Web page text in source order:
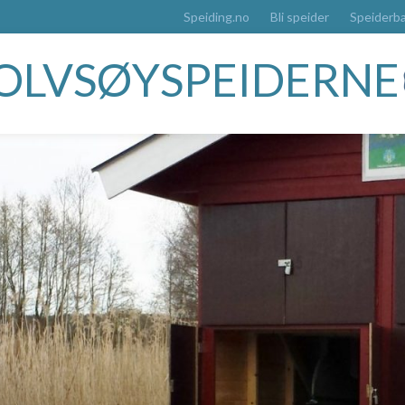
Speiding.no Bli speider